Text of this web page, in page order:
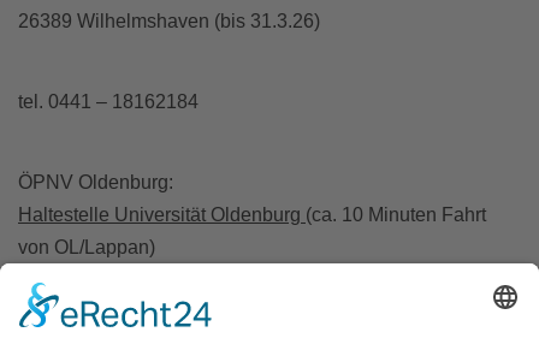
26389 Wilhelmshaven (bis 31.3.26)
tel. 0441 – 18162184
ÖPNV Oldenburg:
Haltestelle Universität Oldenburg (ca. 10 Minuten Fahrt
von OL/Lappan)
A28 Abfahrt Wechloy / A293 Abfahrt Haarentor